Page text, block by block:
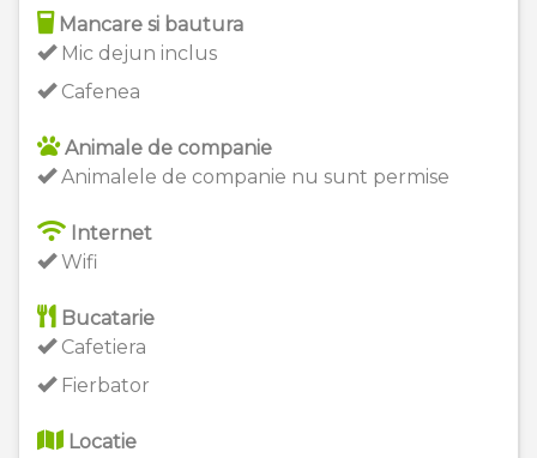
Mancare si bautura
Mic dejun inclus
Cafenea
Animale de companie
Animalele de companie nu sunt permise
Internet
Wifi
Bucatarie
Cafetiera
Fierbator
Locatie